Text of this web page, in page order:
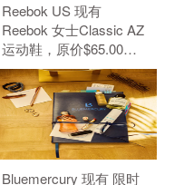
Reebok US 现有
Reebok 女士Classic AZ
运动鞋，原价$65.00，
现特价$48.99（约
331.59元）。 无需使用
优惠码。 优惠随时可能
失效。
Bluemercury 现有 限时